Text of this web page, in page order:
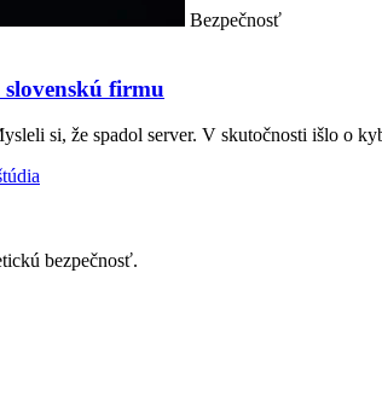
Bezpečnosť
firmu
si, že spadol server. V skutočnosti išlo o
bezpečnosť.